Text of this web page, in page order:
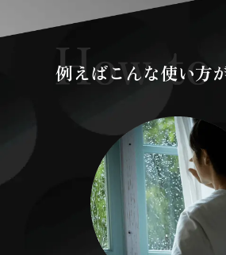
例えばこんな使い方